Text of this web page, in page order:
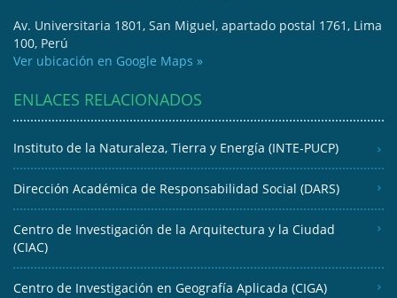
Av. Universitaria 1801, San Miguel, apartado postal 1761, Lima
100, Perú
Ver ubicación en Google Maps »
ENLACES RELACIONADOS
Instituto de la Naturaleza, Tierra y Energía (INTE-PUCP)
Dirección Académica de Responsabilidad Social (DARS)
Centro de Investigación de la Arquitectura y la Ciudad
(CIAC)
Centro de Investigación en Geografía Aplicada (CIGA)